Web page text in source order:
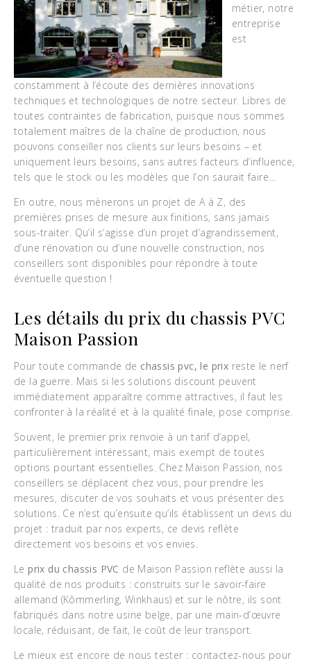
métier, notre
entreprise
est
constamment à l’écoute des dernières innovations
techniques et technologiques de notre secteur. Libres de
toutes contraintes de fabrication, puisque nous sommes
totalement maîtres de la chaîne de production, nous
pouvons conseiller nos clients sur leurs besoins – et
uniquement leurs besoins, sans autres facteurs d’influence,
tels que le stock ou les modèles que l’on saurait faire…
En outre, nous mènerons un projet de A à Z, des
premières prises de mesure aux finitions, sans jamais
sous-traiter. Qu’il s’agisse d’un projet d’agrandissement,
d’une rénovation ou d’une nouvelle construction, nos
conseillers sont disponibles pour répondre à toute
éventuelle question !
Les détails du prix du chassis PVC
Maison Passion
Pour toute commande de chassis pvc, le prix reste le nerf
de la guerre. Mais si les solutions discount peuvent
immédiatement apparaître comme attractives, il faut les
confronter à la réalité et à la qualité finale, pose comprise.
Souvent, le premier prix renvoie à un tarif d’appel,
particulièrement intéressant, mais exempt de toutes
options pourtant essentielles. Chez Maison Passion, nos
conseillers se déplacent chez vous, pour prendre les
mesures, discuter de vos souhaits et vous présenter des
solutions. Ce n’est qu’ensuite qu’ils établissent un devis du
projet : traduit par nos experts, ce devis reflète
directement vos besoins et vos envies.
Le prix du chassis PVC de Maison Passion reflète aussi la
qualité de nos produits : construits sur le savoir-faire
allemand (Kômmerling, Winkhaus) et sur le nôtre, ils sont
fabriqués dans notre usine belge, par une main-d’œuvre
locale, réduisant, de fait, le coût de leur transport.
Le mieux est encore de nous tester : contactez-nous pour